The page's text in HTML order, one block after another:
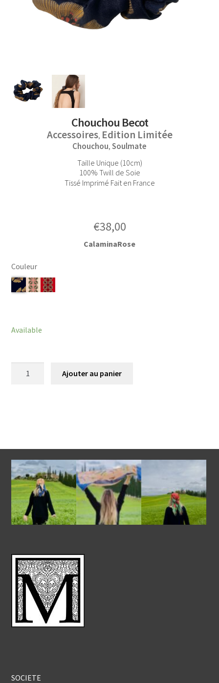
Chouchou Becot
Accessoires, Edition Limitée
Chouchou, Soulmate
Taille Unique (10cm)
100% Twill de Soie
Tissé Imprimé Fait en France
€38,00
Couleur
CalaminaRose
Available
Ajouter au panier
SOCIETE